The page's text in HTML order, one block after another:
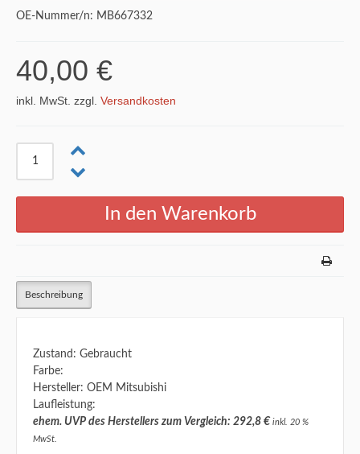
OE-Nummer/n: MB667332
40,00 €
inkl. MwSt. zzgl. Versandkosten
Beschreibung
Zustand: Gebraucht
Farbe:
Hersteller: OEM Mitsubishi
Laufleistung:
ehem. UVP des Herstellers zum Vergleich: 292,8 € inkl. 20 %
MwSt.